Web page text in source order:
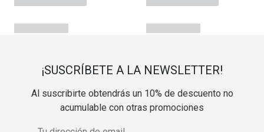
¡SUSCRÍBETE A LA NEWSLETTER!
Al suscribirte obtendrás un 10% de descuento no
acumulable con otras promociones